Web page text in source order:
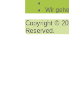
Wir
Copyright ©
Reserved.